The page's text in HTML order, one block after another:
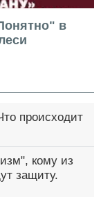
в
происходит
кому из
защиту.